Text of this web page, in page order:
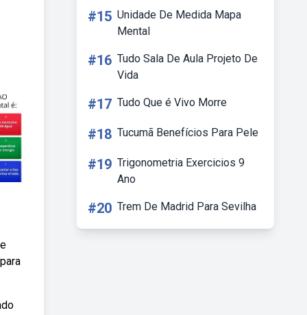
#15 Unidade De Medida Mapa
Mental
#16 Tudo Sala De Aula Projeto De
Vida
#17 Tudo Que é Vivo Morre
#18 Tucumã Benefícios Para Pele
#19 Trigonometria Exercicios 9
Ano
#20 Trem De Madrid Para Sevilha